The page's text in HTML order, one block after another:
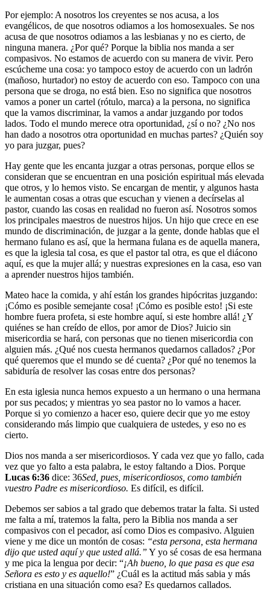
Por ejemplo: A nosotros los creyentes se nos acusa, a los
evangélicos, de que nosotros odiamos a los homosexuales. Se nos
acusa de que nosotros odiamos a las lesbianas y no es cierto, de
ninguna manera. ¿Por qué? Porque la biblia nos manda a ser
compasivos. No estamos de acuerdo con su manera de vivir. Pero
escúcheme una cosa: yo tampoco estoy de acuerdo con un ladrón
(mañoso, hurtador) no estoy de acuerdo con eso. Tampoco con una
persona que se droga, no está bien. Eso no significa que nosotros
vamos a poner un cartel (rótulo, marca) a la persona, no significa
que la vamos discriminar, la vamos a andar juzgando por todos
lados. Todo el mundo merece otra oportunidad, ¿sí o no? ¿No nos
han dado a nosotros otra oportunidad en muchas partes? ¿Quién soy
yo para juzgar, pues?
Hay gente que les encanta juzgar a otras personas, porque ellos se
consideran que se encuentran en una posición espiritual más elevada
que otros, y lo hemos visto. Se encargan de mentir, y algunos hasta
le aumentan cosas a otras que escuchan y vienen a decírselas al
pastor, cuando las cosas en realidad no fueron así. Nosotros somos
los principales maestros de nuestros hijos. Un hijo que crece en ese
mundo de discriminación, de juzgar a la gente, donde hablas que el
hermano fulano es así, que la hermana fulana es de aquella manera,
es que la iglesia tal cosa, es que el pastor tal otra, es que el diácono
aquí, es que la mujer allá; y nuestras expresiones en la casa, eso van
a aprender nuestros hijos también.
Mateo hace la comida, y ahí están los grandes hipócritas juzgando:
¡Cómo es posible semejante cosa! ¡Cómo es posible esto! ¡Si este
hombre fuera profeta, si este hombre aquí, si este hombre allá! ¿Y
quiénes se han creído de ellos, por amor de Dios? Juicio sin
misericordia se hará, con personas que no tienen misericordia con
alguien más. ¿Qué nos cuesta hermanos quedarnos callados? ¿Por
qué queremos que el mundo se dé cuenta? ¿Por qué no tenemos la
sabiduría de resolver las cosas entre dos personas?
En esta iglesia nunca hemos expuesto a un hermano o una hermana
por sus pecados; y mientras yo sea pastor no lo vamos a hacer.
Porque si yo comienzo a hacer eso, quiere decir que yo me estoy
considerando más limpio que cualquiera de ustedes, y eso no es
cierto.
Dios nos manda a ser misericordiosos. Y cada vez que yo fallo, cada
vez que yo falto a esta palabra, le estoy faltando a Dios. Porque
Lucas 6:36 dice: 36Sed, pues, misericordiosos, como también
vuestro Padre es misericordioso. Es difícil, es difícil.
Debemos ser sabios a tal grado que debemos tratar la falta. Si usted
me falta a mí, tratemos la falta, pero la Biblia nos manda a ser
compasivos con el pecador, así como Dios es compasivo. Alguien
viene y me dice un montón de cosas: “esta persona, esta hermana
dijo que usted aquí y que usted allá.” Y yo sé cosas de esa hermana
y me pica la lengua por decir: “¡Ah bueno, lo que pasa es que esa
Señora es esto y es aquello!” ¿Cuál es la actitud más sabia y más
cristiana en una situación como esa? Es quedarnos callados.